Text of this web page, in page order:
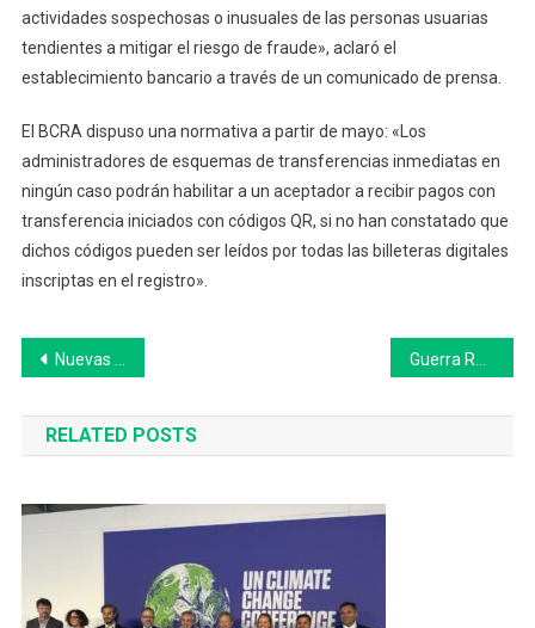
actividades sospechosas o inusuales de las personas usuarias
tendientes a mitigar el riesgo de fraude», aclaró el
establecimiento bancario a través de un comunicado de prensa.
El BCRA dispuso una normativa a partir de mayo: «Los
administradores de esquemas de transferencias inmediatas en
ningún caso podrán habilitar a un aceptador a recibir pagos con
transferencia iniciados con códigos QR, si no han constatado que
dichos códigos pueden ser leídos por todas las billeteras digitales
inscriptas en el registro».
Navegación
de
entradas
Nuevas licencias parentales para trabajadores de la Provincia Guerra Rusia-Ucrania: corre riesgo un insumo clave para la Argentina
RELATED POSTS